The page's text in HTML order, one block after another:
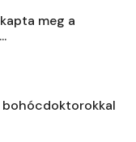
meg a
bohócdoktorokkal